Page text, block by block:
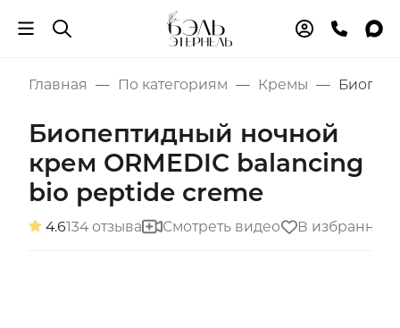
Главная По категориям Кремы
Биопептидный ночной
крем ORMEDIC balancing
bio peptide creme
4.6134 отзыва Смотреть видео В избранное